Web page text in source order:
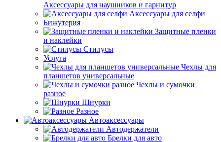
Аксессуары для наушников и гарнитур
Аксессуары для селфи
Бижутерия
Защитные пленки
и наклейки
Стилусы
Услуга
Чехлы для
планшетов универсальные
Чехлы и сумочки
разное
Шнурки
Разное
Автоаксессуары
Автодержатели
Брелки для авто